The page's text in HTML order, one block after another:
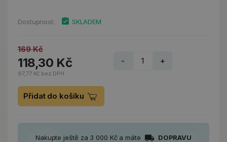
Dostupnost: SKLADEM
169 Kč
118,30 Kč
97,77 Kč bez DPH
- +
Přidat do košíku
Nakupte ještě za 3 000 Kč a máte
DOPRAVU